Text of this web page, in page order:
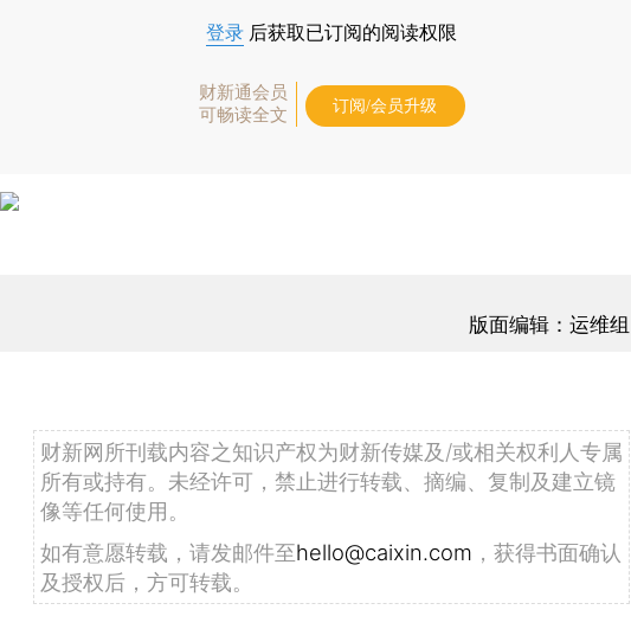
登录 后获取已订阅的阅读权限
财新通会员
可畅读全文
订阅/会员升级
版面编辑：运维组
财新网所刊载内容之知识产权为财新传媒及/或相关权利人专属
所有或持有。未经许可，禁止进行转载、摘编、复制及建立镜
像等任何使用。
如有意愿转载，请发邮件至hello@caixin.com ，获得书面确认
及授权后，方可转载。